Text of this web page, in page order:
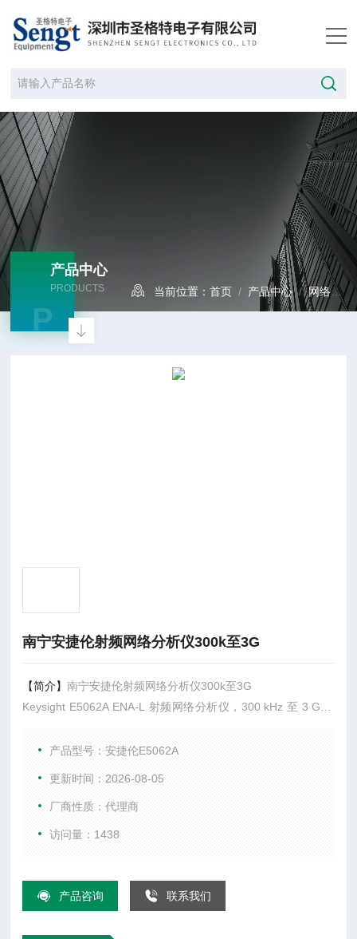
产品中心
PRODUCTS
P
当前位置：首页 / 产品中心/网络分析仪
南宁安捷伦射频网络分析仪300k至3G
【简介】南宁安捷伦射频网络分析仪300k至3G
Keysight E5062A ENA-L 射频网络分析仪，300 kHz 至 3 GHz
试端口阻抗 120 dB 的动态范围和 0.005 dB rms 的迹线噪声 内
产品型号：安捷伦E5062A
更新时间：2026-08-05
厂商性质：代理商
访问量：1438
产品咨询 联系我们